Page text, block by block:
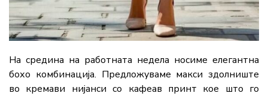
На средина на работната недела носиме елегантна
бохо комбинација. Предложуваме макси здолниште
во кремави нијанси со кафеав принт кое што го